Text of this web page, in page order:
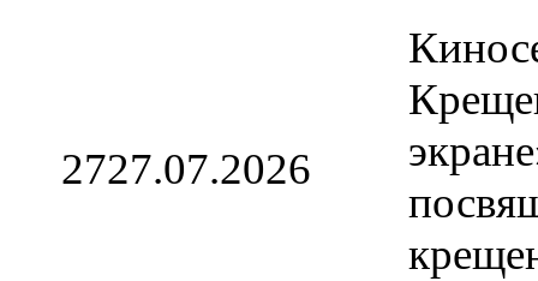
2727.07.2026